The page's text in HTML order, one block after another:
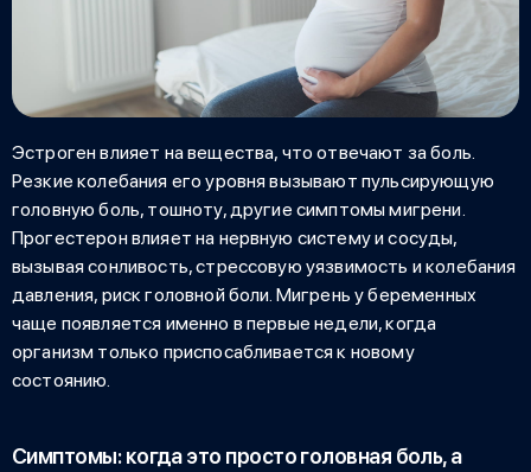
Эстроген влияет на вещества, что отвечают за боль.
Резкие колебания его уровня вызывают пульсирующую
головную боль, тошноту, другие симптомы мигрени.
Прогестерон влияет на нервную систему и сосуды,
вызывая сонливость, стрессовую уязвимость и колебания
давления, риск головной боли. Мигрень у беременных
чаще появляется именно в первые недели, когда
организм только приспосабливается к новому
состоянию.
Симптомы: когда это просто головная боль, а